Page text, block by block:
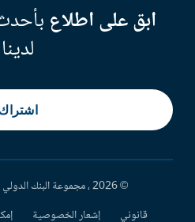
ابق على اطلاع
لدينا
اشتراك
© 2026 ، مجموعة البنك الدولي جميع الحقوق محفوظة.
قانوني
إشعار الخصوصية